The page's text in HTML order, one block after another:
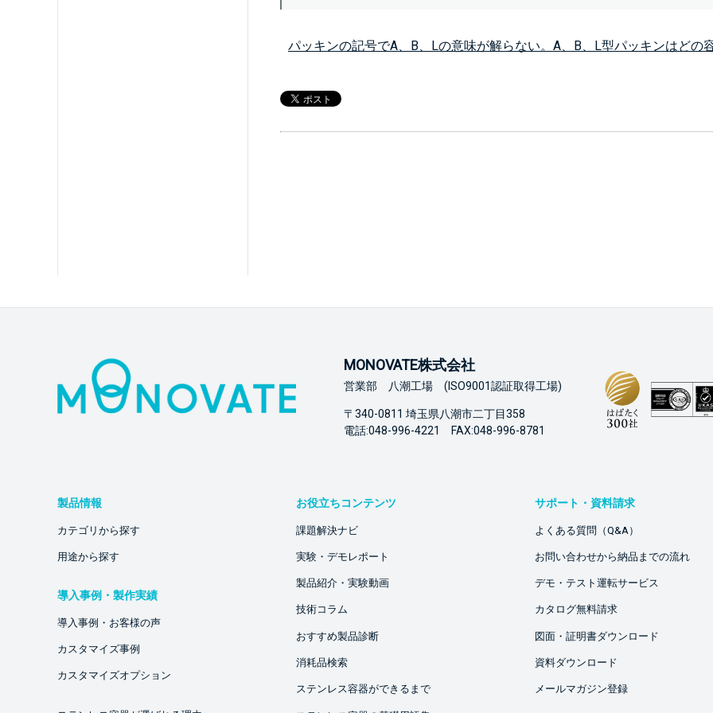
パッキンの記号でA、B、Lの意味が解らない。A、B、L型パッキンはどの
MONOVATE株式会社
営業部 八潮工場 (ISO9001認証取得工場)
〒340-0811 埼玉県八潮市二丁目358
電話:048-996-4221 FAX:048-996-8781
製品情報
カテゴリから探す
用途から探す
導入事例・製作実績
導入事例・お客様の声
カスタマイズ事例
カスタマイズオプション
お役立ちコンテンツ
課題解決ナビ
実験・デモレポート
製品紹介・実験動画
技術コラム
おすすめ製品診断
消耗品検索
ステンレス容器ができるまで
サポート・資料請求
よくある質問（Q&A）
お問い合わせから納品までの流れ
デモ・テスト運転サービス
カタログ無料請求
図面・証明書ダウンロード
資料ダウンロード
メールマガジン登録